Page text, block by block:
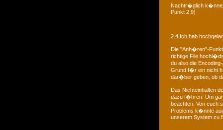
Nachtr�glich
Punkt 2.9)
2.4 Ich hab
Die "Anh�ren"-
richtige File
du also die
Grund f�r ein nicht
dar�ber geben, ob
Das Nichteinhalten
dazu f�hren. Um
beachten. Von euch
Problems k�nnte
unserem System zu